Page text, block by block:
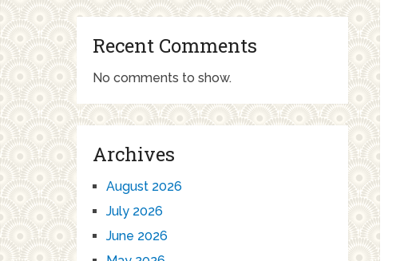
Recent Comments
No comments to show.
Archives
August 2026
July 2026
June 2026